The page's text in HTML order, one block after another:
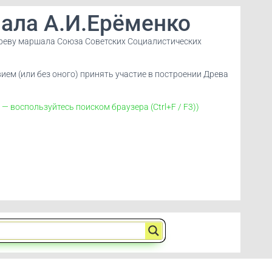
А.И.Ерёменко
маршала Союза Советских Социалистических
(или без оного) принять участие в построении Древа
воспользуйтесь поиском браузера (Ctrl+F / F3))